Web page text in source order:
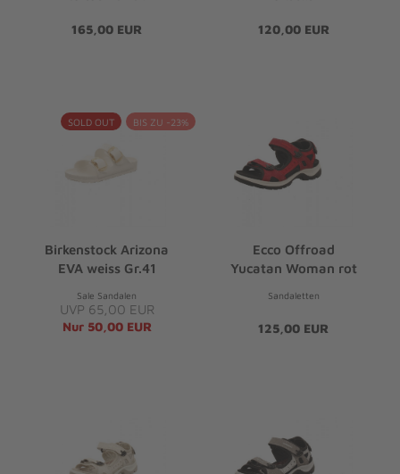
165,00 EUR 120,00 EUR
SOLD OUT BIS ZU -23%
Birkenstock Arizona
EVA weiss Gr.41
Sale Sandalen
UVP 65,00 EUR
Nur 50,00 EUR
Ecco Offroad
Yucatan Woman rot
Sandaletten
125,00 EUR